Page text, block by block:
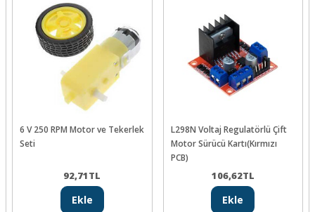
6 V 250 RPM Motor ve Tekerlek
Seti
92,71TL
Ekle
L298N Voltaj Regulatörlü Çift
Motor Sürücü Kartı(Kırmızı
PCB)
106,62TL
Ekle